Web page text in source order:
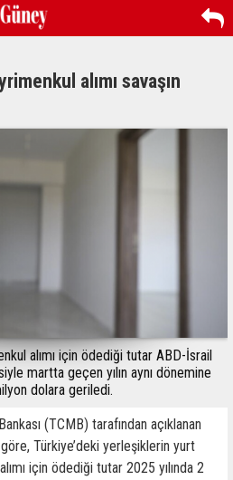
alımı savaşın
alımı için ödediği tutar ABD-İsrail
martta geçen yılın aynı dönemine
dolara geriledi.
(TCMB) tarafından açıklanan
Türkiye’deki yerleşiklerin yurt
için ödediği tutar 2025 yılında 2